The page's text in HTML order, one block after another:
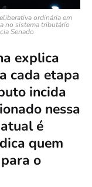
ordinária em
no sistema tributário
Senado
explica
cada etapa
incida
nessa
é
quem
o